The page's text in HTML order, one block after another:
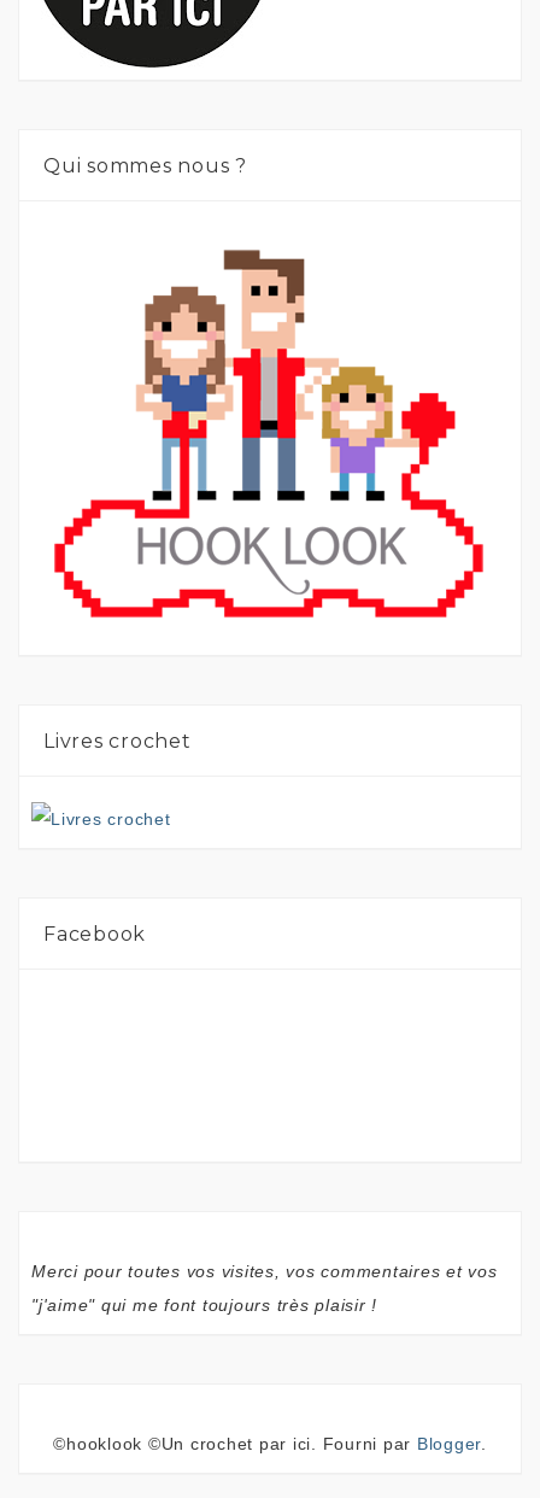
Qui sommes nous ?
Livres crochet
Facebook
Merci pour toutes vos visites, vos commentaires et vos
"j'aime" qui me font toujours très plaisir !
©hooklook ©Un crochet par ici. Fourni par Blogger.